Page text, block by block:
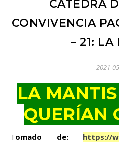
CÁTEDRA
CONVIVENCIA
– 21: LA
2021-
LA
QUERÍAN
Tomado de:
https://